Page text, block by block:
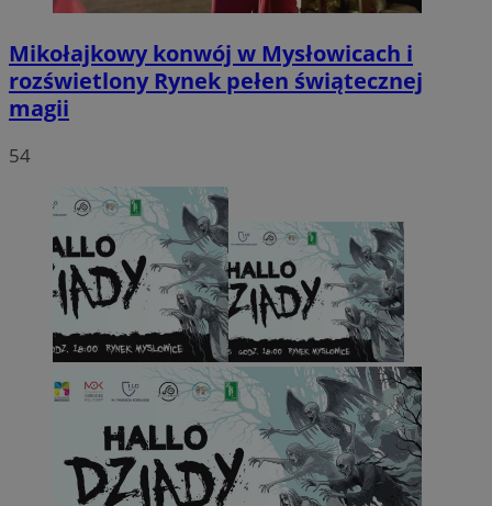
Mikołajkowy konwój w Mysłowicach i
rozświetlony Rynek pełen świątecznej
magii
54